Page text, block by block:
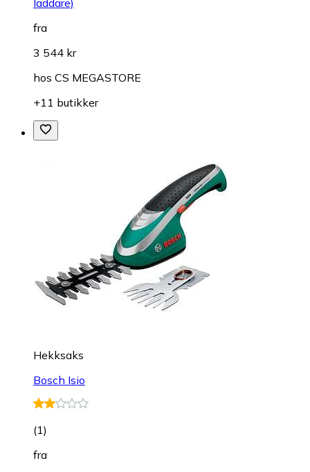
laddare)
fra
3 544 kr
hos CS MEGASTORE
+11 butikker
Hekksaks
Bosch Isio
(1)
fra